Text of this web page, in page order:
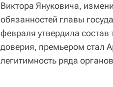
Виктора Януковича,
обязанностей главы
февраля утвердила
доверия, премьером стал
легитимность ряда